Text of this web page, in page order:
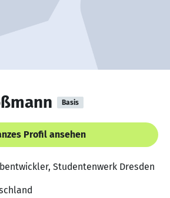
Basis
Profil ansehen
Studentenwerk Dresden